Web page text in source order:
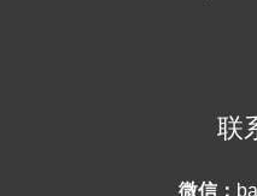
联
微信：